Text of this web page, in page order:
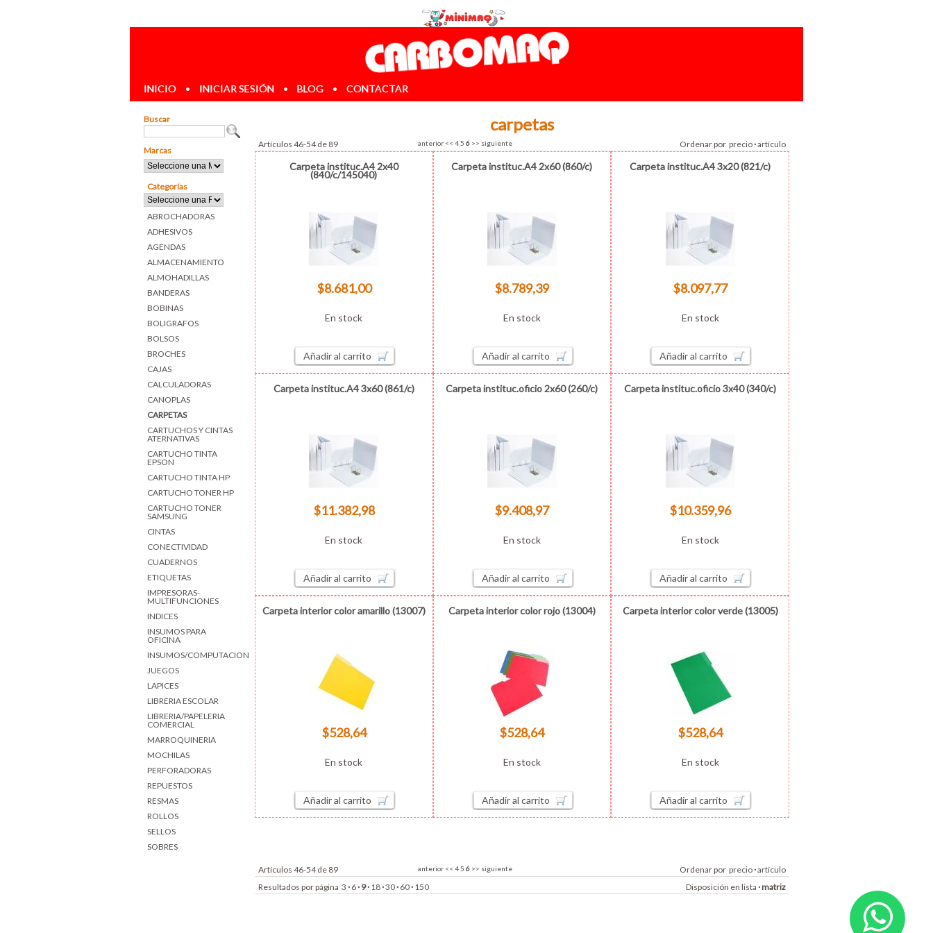
INICIO • INICIAR SESIÓN • BLOG • CONTACTAR
Buscar
Marcas
Categorías
ABROCHADORAS
ADHESIVOS
AGENDAS
ALMACENAMIENTO
ALMOHADILLAS
BANDERAS
BOBINAS
BOLIGRAFOS
BOLSOS
BROCHES
CAJAS
CALCULADORAS
CANOPLAS
CARPETAS
CARTUCHOS Y CINTAS
ATERNATIVAS
CARTUCHO TINTA
EPSON
CARTUCHO TINTA HP
CARTUCHO TONER HP
CARTUCHO TONER
SAMSUNG
CINTAS
CONECTIVIDAD
CUADERNOS
ETIQUETAS
IMPRESORAS-
MULTIFUNCIONES
INDICES
INSUMOS PARA
OFICINA
INSUMOS/COMPUTACION
JUEGOS
LAPICES
LIBRERIA ESCOLAR
LIBRERIA/PAPELERIA
COMERCIAL
MARROQUINERIA
MOCHILAS
PERFORADORAS
REPUESTOS
RESMAS
ROLLOS
SELLOS
SOBRES
carpetas
Artículos 46-54 de 89 anterior << 4 5 6 >> siguiente Ordenar por precio·artículo
Carpeta instituc.A4 2x40
(840/c/145040)
$8.681,00
En stock
Añadir al carrito
Carpeta instituc.A4 2x60 (860/c)
$8.789,39
En stock
Añadir al carrito
Carpeta instituc.A4 3x20 (821/c)
$8.097,77
En stock
Añadir al carrito
Carpeta instituc.A4 3x60 (861/c)
$11.382,98
En stock
Añadir al carrito
Carpeta instituc.oficio 2x60 (260/c)
$9.408,97
En stock
Añadir al carrito
Carpeta instituc.oficio 3x40 (340/c)
$10.359,96
En stock
Añadir al carrito
Carpeta interior color amarillo (13007)
$528,64
En stock
Añadir al carrito
Carpeta interior color rojo (13004)
$528,64
En stock
Añadir al carrito
Carpeta interior color verde (13005)
$528,64
En stock
Añadir al carrito
Artículos 46-54 de 89 anterior << 4 5 6 >> siguiente Ordenar por precio·artículo
Resultados por página 3 · 6· 9· 18·30· 60· 150 Disposición en lista ·matriz